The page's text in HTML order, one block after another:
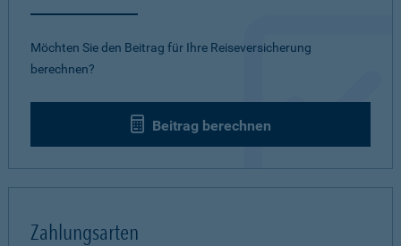
Möchten Sie den Beitrag für Ihre Reiseversicherung
berechnen?
Beitrag berechnen
Zahlungsarten